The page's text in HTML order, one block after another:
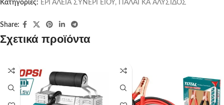
Κατηγορίες: ΕΡΓΑΛΕΙΑ ΣΥΝΕΡΓΕΙΟΥ, ΠΑΛΑΓΚΑ ΑΛΥΣΙΔΟΣ
Share:
Σχετικά προϊόντα